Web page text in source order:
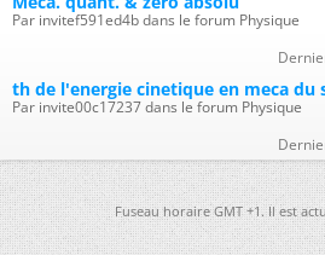
Par invitef591ed4b dans le forum Physique
th de l'energie cinetique en meca du
Par invite00c17237 dans le forum Physique
Fuseau horaire GMT +1. Il est